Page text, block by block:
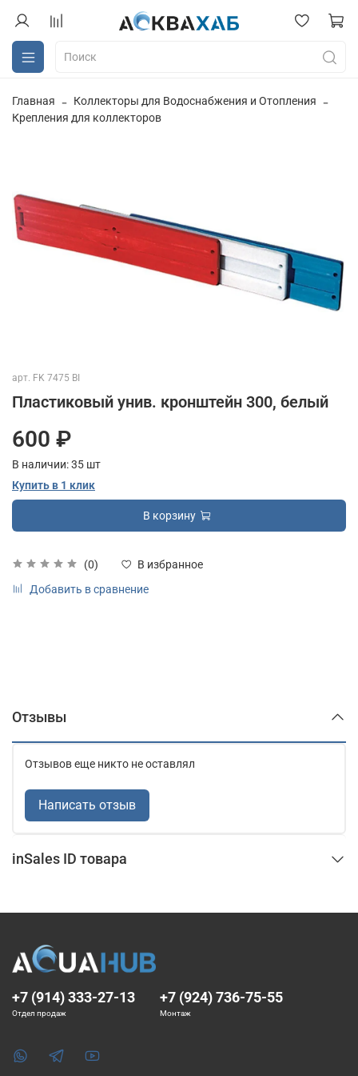
Главная
Коллекторы для Водоснабжения и Отопления
Крепления для коллекторов
арт. FK 7475 BI
Пластиковый унив. кронштейн 300, белый
(0)
В избранное
Добавить в сравнение
600 ₽
В наличии:35 шт
Купить в 1 клик
В корзину
Отзывы
Отзывов еще никто не оставлял
Написать отзыв
inSales ID товара
+7 (914) 333-27-13
Отдел продаж
+7 (924) 736-75-55
Монтаж